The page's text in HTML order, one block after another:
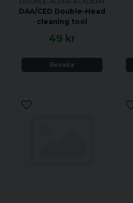
DAA/CED Double-Head
cleaning tool
49 kr
Bevaka